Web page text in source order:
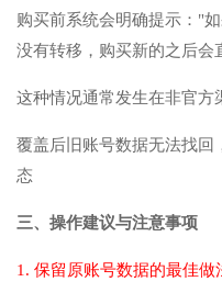
购买前系统会明确提示："
没有转移，购买新的之后会
这种情况通常发生在非官方
覆盖后旧账号数据无法找回
态
三、操作建议与注意事项
1. 保留原账号数据的最佳做